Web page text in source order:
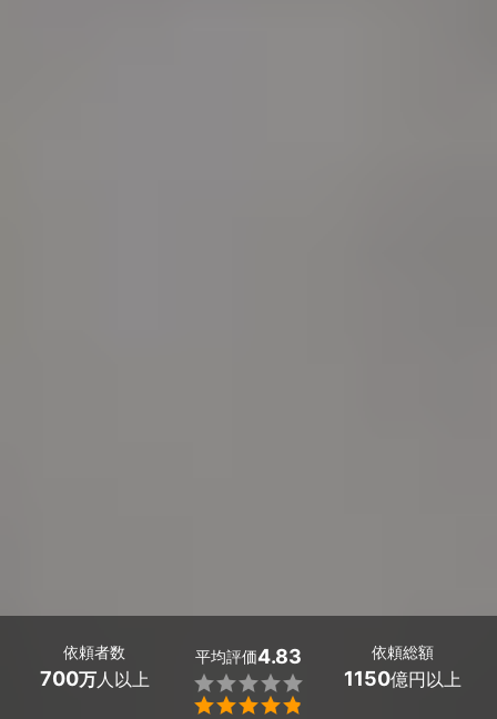
依頼者数
700万人以上
平均評価4.83


依頼総額
1150億円以上